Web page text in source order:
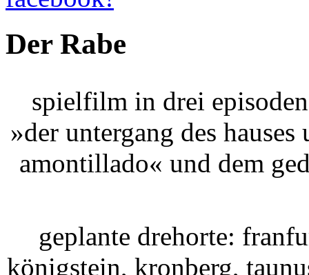
Der Rabe
spielfilm in drei
»der untergang des
amontillado« und dem
geplante drehorte:
königstein, kronberg,